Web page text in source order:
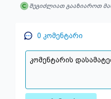
შეგიძლიათ გააზიაროთ
0 კომენტარი